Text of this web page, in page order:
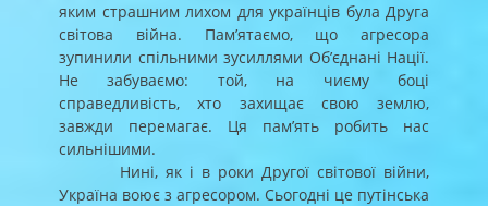
яким страшним лихом для українців була Друга
світова війна. Пам’ятаємо, що агресора
зупинили спільними зусиллями Об’єднані Нації.
Не забуваємо: той, на чиєму боці
справедливість, хто захищає свою землю,
завжди перемагає. Ця пам’ять робить нас
сильнішими.
Нині, як і в роки Другої світової війни,
Україна воює з агресором. Сьогодні це путінська